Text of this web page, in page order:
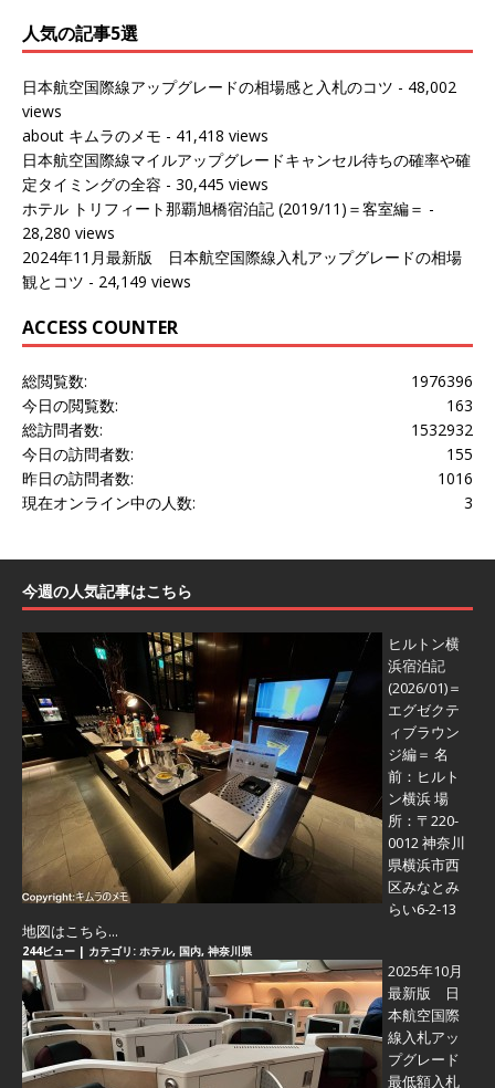
人気の記事5選
日本航空国際線アップグレードの相場感と入札のコツ - 48,002
views
about キムラのメモ - 41,418 views
日本航空国際線マイルアップグレードキャンセル待ちの確率や確
定タイミングの全容 - 30,445 views
ホテル トリフィート那覇旭橋宿泊記 (2019/11)＝客室編＝ -
28,280 views
2024年11月最新版 日本航空国際線入札アップグレードの相場
観とコツ - 24,149 views
ACCESS COUNTER
1976396
総閲覧数:
163
今日の閲覧数:
1532932
総訪問者数:
155
今日の訪問者数:
1016
昨日の訪問者数:
3
現在オンライン中の人数:
今週の人気記事はこちら
ヒルトン横
浜宿泊記
(2026/01)＝
エグゼクテ
ィブラウン
ジ編＝ 名
前：ヒルト
ン横浜 場
所：〒220-
0012 神奈川
県横浜市西
区みなとみ
らい6-2-13
地図はこちら...
244ビュー | カテゴリ: ホテル, 国内, 神奈川県
2025年10月
最新版 日
本航空国際
線入札アッ
プグレード
最低額入札